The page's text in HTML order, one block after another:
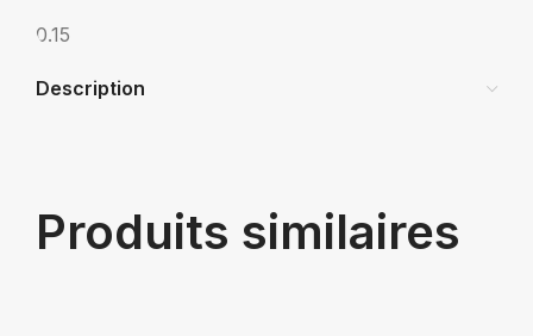
0.15
Description
Produits similaires